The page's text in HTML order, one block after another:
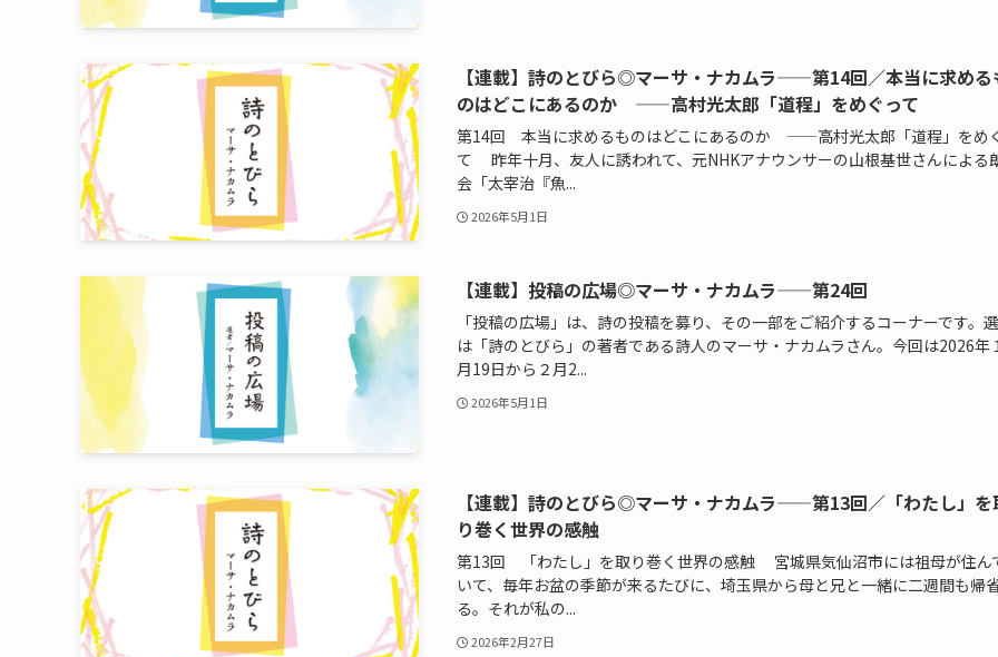
【連載】詩のとびら◎マーサ・ナカムラ——第14回／本当に求める
のはどこにあるのか ——高村光太郎「道程」をめぐって
第14回 本当に求めるものはどこにあるのか ——高村光太郎「道程」をめ
て 昨年十月、友人に誘われて、元NHKアナウンサーの山根基世さんによる
会「太宰治『魚...
2026年5月1日
【連載】投稿の広場◎マーサ・ナカムラ——第24回
「投稿の広場」は、詩の投稿を募り、その一部をご紹介するコーナーです。
は「詩のとびら」の著者である詩人のマーサ・ナカムラさん。今回は2026年
月19日から２月2...
2026年5月1日
【連載】詩のとびら◎マーサ・ナカムラ——第13回／「わたし」を
り巻く世界の感触
第13回 「わたし」を取り巻く世界の感触 宮城県気仙沼市には祖母が住ん
いて、毎年お盆の季節が来るたびに、埼玉県から母と兄と一緒に二週間も帰
る。それが私の...
2026年2月27日